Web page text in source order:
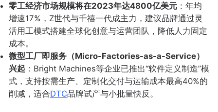
零工经济市场规模将在2023年达4800亿美元：年均
增速17%，Z世代与千禧一代成主力，建议品牌通过灵
活用工模式搭建全球化创意与运营团队，降低人力固定
成本。
微型工厂即服务（Micro-Factories-as-a-Service）
兴起 ：Bright Machines等企业已推出“软件定义制造”模
式，支持按需生产、定制化交付与运输成本最高40%的
削减，适合DTC品牌试产与小批量快反。